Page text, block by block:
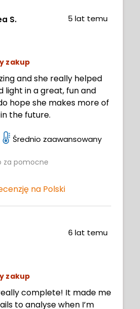
S. 5 lat temu
zakup
and she really helped
light in a great, fun and
hope she makes more of
the future.
Średnio zaawansowany
za pomocne
na Polski
6 lat temu
zakup
complete! It made me
to analyse when I’m